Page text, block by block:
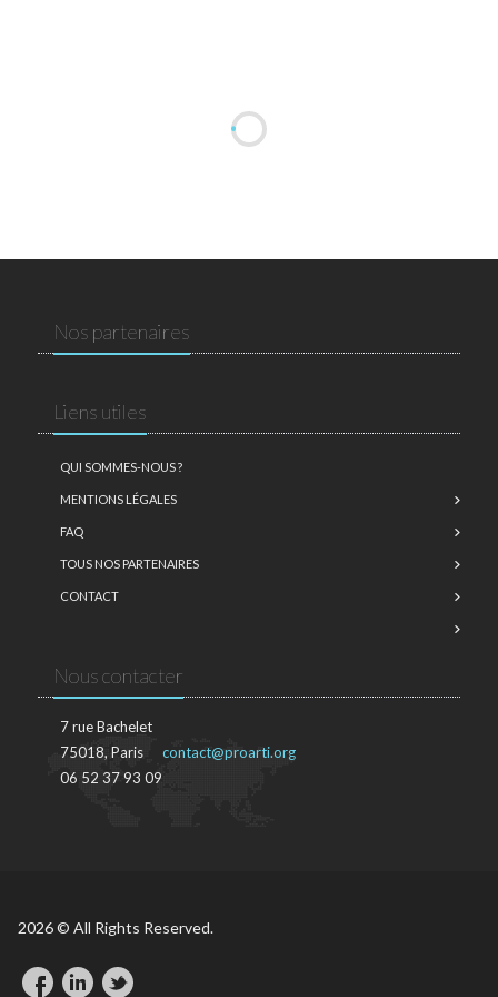
Nos partenaires
Liens utiles
QUI SOMMES-NOUS ?
MENTIONS LÉGALES
FAQ
TOUS NOS PARTENAIRES
CONTACT
Nous contacter
7 rue Bachelet
75018, Paris
06 52 37 93 09
contact@proarti.org
2026 © All Rights Reserved.